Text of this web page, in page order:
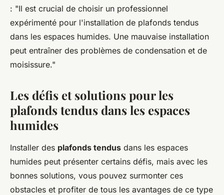
: "Il est crucial de choisir un professionnel
expérimenté pour l'installation de plafonds tendus
dans les espaces humides. Une mauvaise installation
peut entraîner des problèmes de condensation et de
moisissure."
Les défis et solutions pour les
plafonds tendus dans les espaces
humides
Installer des plafonds tendus dans les espaces
humides peut présenter certains défis, mais avec les
bonnes solutions, vous pouvez surmonter ces
obstacles et profiter de tous les avantages de ce type